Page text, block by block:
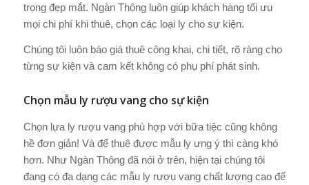
trọng đẹp mắt. Ngàn Thông luôn giúp khách hàng tối ưu
mọi chi phí khi thuê, chọn các loại ly cho sự kiện.
Chúng tôi luôn báo giá thuê công khai, chi tiết, rõ ràng cho
từng sự kiện và cam kết không có phụ phí phát sinh.
Chọn mẫu ly rượu vang cho sự kiện
Chọn lựa ly rượu vang phù hợp với bữa tiệc cũng không
hề đơn giản! Và để thuê được mẫu ly ưng ý thì càng khó
hơn. Như Ngàn Thông đã nói ở trên, hiện tại chúng tôi
đang có đa dạng các mẫu ly rượu vang chất lượng cao để